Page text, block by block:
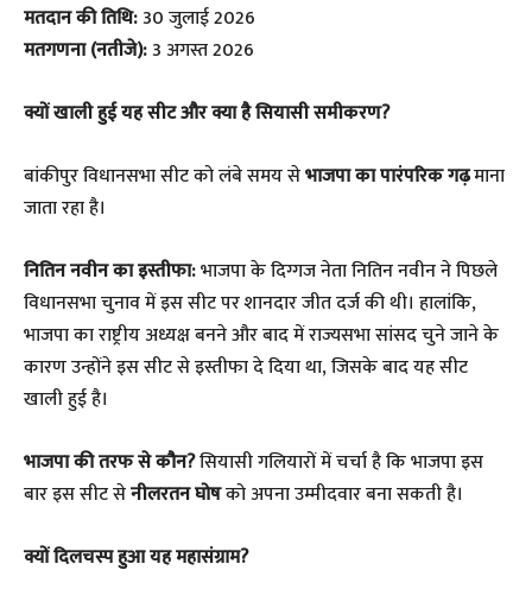
मतदान की तिथि:30 जुलाई 2026
मतगणना (नतीजे):3 अगस्त 2026
​क्यों खाली हुई यह सीट और क्या है सियासी समीकरण?
​बांकीपुर विधानसभा सीट को लंबे समय सेभाजपा का पारंपरिक गढ़माना
जाता रहा है।
नितिन नवीन का इस्तीफा:भाजपा के दिग्गज नेता नितिन नवीन ने पिछले
विधानसभा चुनाव में इस सीट पर शानदार जीत दर्ज की थी। हालांकि,
भाजपा का राष्ट्रीय अध्यक्ष बनने और बाद में राज्यसभा सांसद चुने जाने के
कारण उन्होंने इस सीट से इस्तीफा दे दिया था, जिसके बाद यह सीट
खाली हुई है।
भाजपा की तरफ से कौन?सियासी गलियारों में चर्चा है कि भाजपा इस
बार इस सीट सेनीलरतन घोषको अपना उम्मीदवार बना सकती है।
क्यों दिलचस्प हुआ यह महासंग्राम?